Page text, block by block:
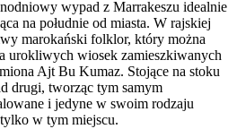
wypad z Marrakeszu idealnie
na południe od miasta. W rajskiej
marokański folklor, który można
urokliwych wiosek zamieszkiwanych
Ajt Bu Kumaz. Stojące na stoku
drugi, tworząc tym samym
i jedyne w swoim rodzaju
w tym miejscu.